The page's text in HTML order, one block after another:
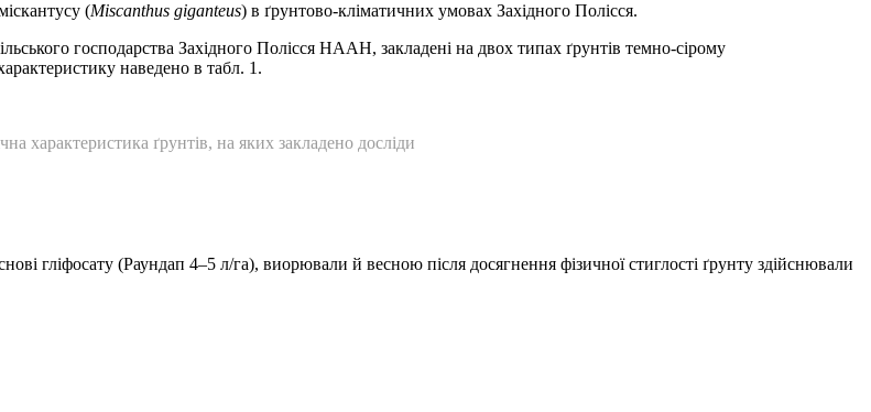
(Miscanthus giganteus) в ґрунтово-кліматичних умовах Західного Полісся.
господарства Західного Полісся НААН, закладені на двох типах ґрунтів темно-сірому
наведено в табл. 1.
характеристика ґрунтів, на яких закладено досліди
гліфосату (Раундап 4–5 л/га), виорювали й весною після досягнення фізичної стиглості ґрунту здійснювали